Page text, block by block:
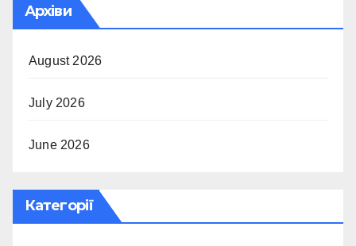
Архіви
August 2026
July 2026
June 2026
Категорії